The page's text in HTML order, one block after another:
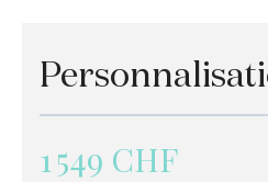
1 549 CHF